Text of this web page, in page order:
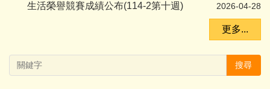
生活榮譽競賽成績公布(114-2第十週) 2026-04-28
更多...
搜尋